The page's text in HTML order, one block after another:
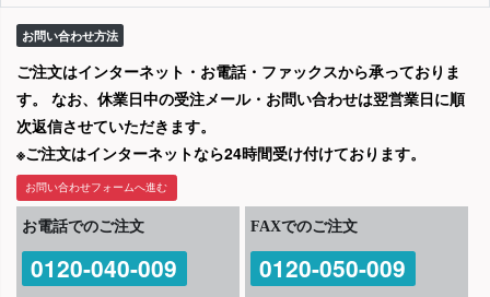
お問い合わせ方法
ご注文はインターネット・お電話・ファックスから承っておりま
す。 なお、休業日中の受注メール・お問い合わせは翌営業日に順
次返信させていただきます。
※ご注文はインターネットなら24時間受け付けております。
お問い合わせフォームへ進む
お電話でのご注文
0120-040-009
FAXでのご注文
0120-050-009